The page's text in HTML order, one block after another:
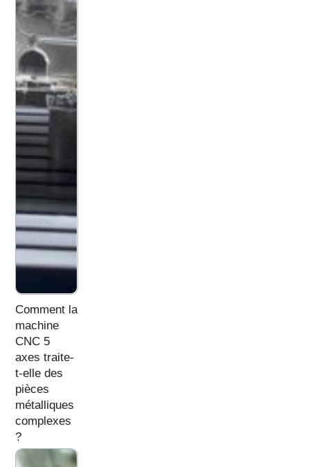
Comment la
machine
CNC 5
axes traite-
t-elle des
pièces
métalliques
complexes
?